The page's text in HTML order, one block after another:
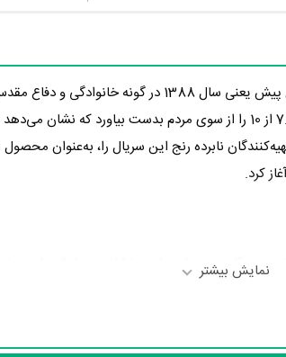
در 16 سال پیش یعنی سال 1388 در گونه
نمره 7.4 از 10 را از سوی مردم بدست بیاورد که نشان
چونکامبیز دیرباز
رنج باتوجه به بازی گرفتن از این تعداد
بازیگردان و همچنین تیم بازیگری نابرده رنج
نمایش بیشتر